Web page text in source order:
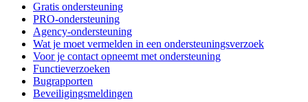
Gratis ondersteuning
PRO-ondersteuning
Agency-ondersteuning
Wat je moet vermelden in een ondersteuningsverzoek
Voor je contact opneemt met ondersteuning
Functieverzoeken
Bugrapporten
Beveiligingsmeldingen